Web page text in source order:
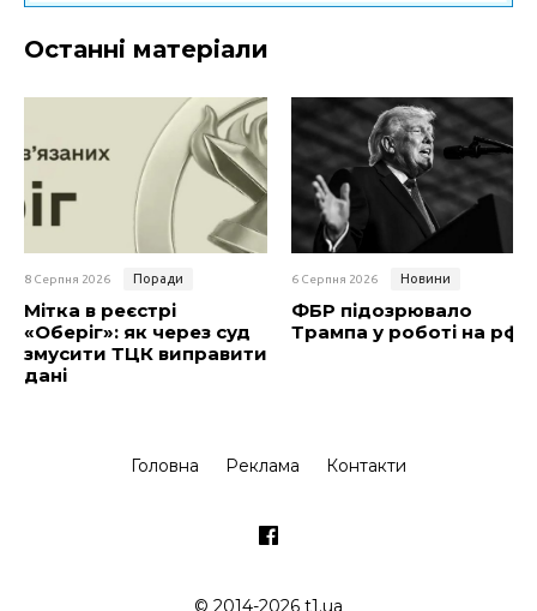
Останні матеріали
8 Серпня 2026 Поради
Мітка в реєстрі
«Оберіг»: як через суд
змусити ТЦК виправити
дані
6 Серпня 2026 Новини
ФБР підозрювало
Трампа у роботі на рф
Головна Реклама Контакти
© 2014-2026 t1.ua